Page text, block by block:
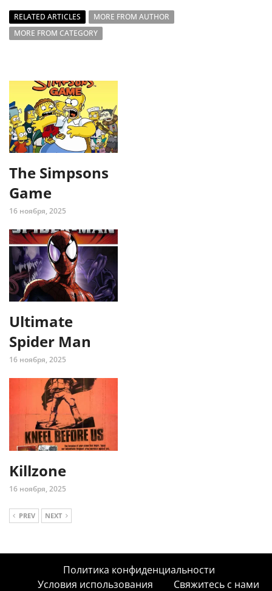
RELATED ARTICLES
MORE FROM AUTHOR
MORE FROM CATEGORY
The Simpsons
Game
16 ноября, 2025
Ultimate
Spider Man
16 ноября, 2025
Killzone
16 ноября, 2025
PREV NEXT
Политика конфиденциальности
Условия использования
Свяжитесь с нами